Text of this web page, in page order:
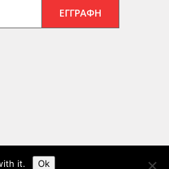
it. Ok